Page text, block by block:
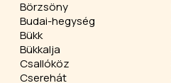
Börzsöny
Budai-hegység
Bükk
Bükkalja
Csallóköz
Cserehát